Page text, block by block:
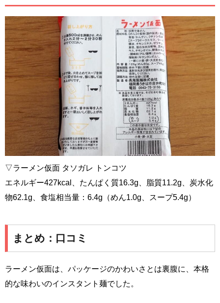
▽ラーメン仮面 タソガレ トンコツ
エネルギー427kcal、たんぱく質16.3g、脂質11.2g、炭水化
物62.1g、食塩相当量：6.4g（めん1.0g、スープ5.4g）
まとめ：口コミ
ラーメン仮面は、パッケージのかわいさとは裏腹に、本格
的な味わいのインスタント麺でした。